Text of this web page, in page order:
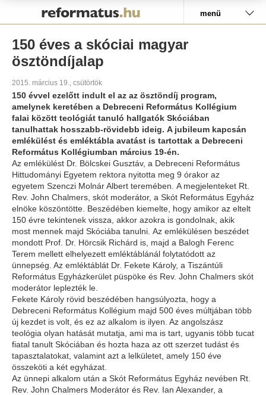
menü
150 éves a skóciai magyar
ösztöndíjalap
2015. március 19., csütörtök
150 évvel ezelőtt indult el az az ösztöndíj program,
amelynek keretében a Debreceni Református Kollégium
falai között teológiát tanuló hallgatók Skóciában
tanulhattak hosszabb-rövidebb ideig. A jubileum kapcsán
emlékülést és emléktábla avatást is tartottak a Debreceni
Református Kollégiumban március 19-én.
Az emlékülést Dr. Bölcskei Gusztáv, a Debreceni Református
Hittudományi Egyetem rektora nyitotta meg 9 órakor az
egyetem Szenczi Molnár Albert teremében. A megjelenteket Rt.
Rev. John Chalmers, skót moderátor, a Skót Református Egyház
elnöke köszöntötte. Beszédében kiemelte, hogy amikor az eltelt
150 évre tekintenek vissza, akkor azokra is gondolnak, akik
most mennek majd Skóciába tanulni. Az emlékülésen beszédet
mondott Prof. Dr. Hörcsik Richárd is, majd a Balogh Ferenc
Terem mellett elhelyezett emléktáblánál folytatódott az
ünnepség. Az emléktáblát Dr. Fekete Károly, a Tiszántúli
Református Egyházkerület püspöke és Rev. John Chalmers skót
moderátor leplezték le.
Fekete Károly rövid beszédében hangsúlyozta, hogy a
Debreceni Református Kollégium majd 500 éves múltjában több
új kezdet is volt, és ez az alkalom is ilyen. Az angolszász
teológia olyan hatását mutatja, ami ma is tart, ugyanis több tucat
fiatal tanult Skóciában és hozta haza az ott szerzet tudást és
tapasztalatokat, valamint azt a lelkületet, amely 150 éve
összeköti a két egyházat.
Az ünnepi alkalom után a Skót Református Egyház nevében Rt.
Rev. John Chalmers Moderátor és Rev. Ian Alexander, a